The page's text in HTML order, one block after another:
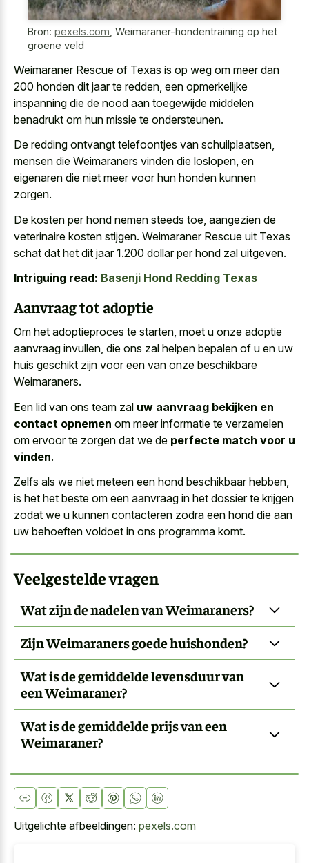
Bron: pexels.com, Weimaraner-hondentraining op het
groene veld
Weimaraner Rescue of Texas is op weg om meer dan
200 honden dit jaar te redden, een opmerkelijke
inspanning die de nood aan toegewijde middelen
benadrukt om hun missie te ondersteunen.
De redding ontvangt telefoontjes van schuilplaatsen,
mensen die Weimaraners vinden die loslopen, en
eigenaren die niet meer voor hun honden kunnen
zorgen.
De kosten per hond nemen steeds toe, aangezien de
veterinaire kosten stijgen. Weimaraner Rescue uit Texas
schat dat het dit jaar 1.200 dollar per hond zal uitgeven.
Intriguing read: Basenji Hond Redding Texas
Aanvraag tot adoptie
Om het adoptieproces te starten, moet u onze adoptie
aanvraag invullen, die ons zal helpen bepalen of u en uw
huis geschikt zijn voor een van onze beschikbare
Weimaraners.
Een lid van ons team zal uw aanvraag bekijken en
contact opnemen om meer informatie te verzamelen
om ervoor te zorgen dat we de perfecte match voor u
vinden.
Zelfs als we niet meteen een hond beschikbaar hebben,
is het het beste om een aanvraag in het dossier te krijgen
zodat we u kunnen contacteren zodra een hond die aan
uw behoeften voldoet in ons programma komt.
Veelgestelde vragen
Wat zijn de nadelen van Weimaraners?
Zijn Weimaraners goede huishonden?
Wat is de gemiddelde levensduur van
een Weimaraner?
Wat is de gemiddelde prijs van een
Weimaraner?
Uitgelichte afbeeldingen: pexels.com